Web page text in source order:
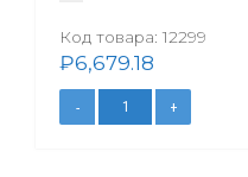
Код товара: 12299
₽6,679.18